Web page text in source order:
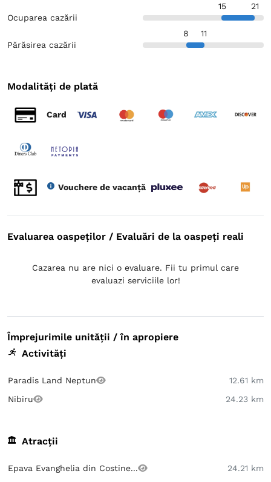
Ocuparea cazării
15 21
Părăsirea cazării
8 11
Modalități de plată
Card
Vouchere de vacanță
Evaluarea oaspeților / Evaluări de la oaspeți reali
Cazarea nu are nici o evaluare. Fii tu primul care
evaluazi serviciile lor!
Împrejurimile unității / în apropiere
Activități
Paradis Land Neptun
12.61 km
Nibiru
24.23 km
Atracții
Epava Evanghelia din Costine... 24.21 km